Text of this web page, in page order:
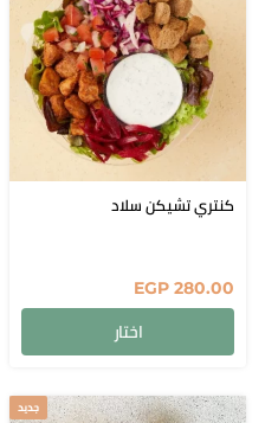
كنتري تشيكن سلاد
EGP 280.00
اختار
جديد